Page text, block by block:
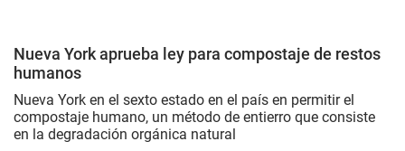
Nueva York aprueba ley para compostaje de restos
humanos
Nueva York en el sexto estado en el país en permitir el
compostaje humano, un método de entierro que consiste
en la degradación orgánica natural